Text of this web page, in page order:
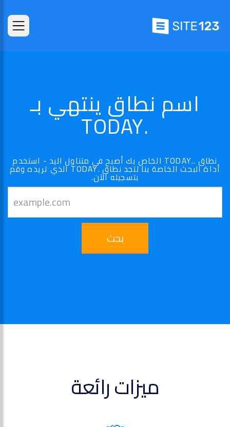
اسم نطاق ينتهي بـ
.TODAY
نطاق ..TODAY الخاص بك أصبح في متناول اليد - استخدم
أداة البحث الخاصة بنا لتجد نطاق .TODAY الذي تريده وقم
بتسجيله الآن.
بحث
ميزات رائعة